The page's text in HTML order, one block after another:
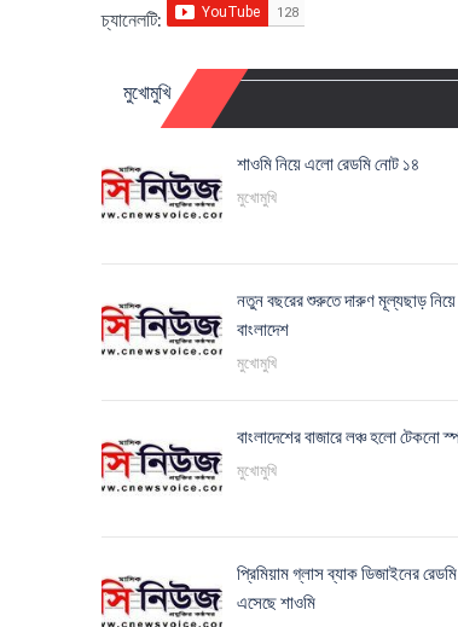
চ্যানেলটি:
মুখোমুখি
শাওমি নিয়ে এলো রেডমি নোট ১৪
মুখোমুখি
নতুন বছরের শুরুতে দারুণ মূল্যছাড়
বাংলাদেশ
মুখোমুখি
বাংলাদেশের বাজারে লঞ্চ হলো টেকনো
মুখোমুখি
প্রিমিয়াম গ্লাস ব্যাক ডিজাইনের
এসেছে শাওমি